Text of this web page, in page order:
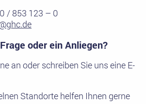
/ 853 123 – 0
oder ein Anliegen?
an oder schreiben Sie uns eine E-
Standorte helfen Ihnen gerne